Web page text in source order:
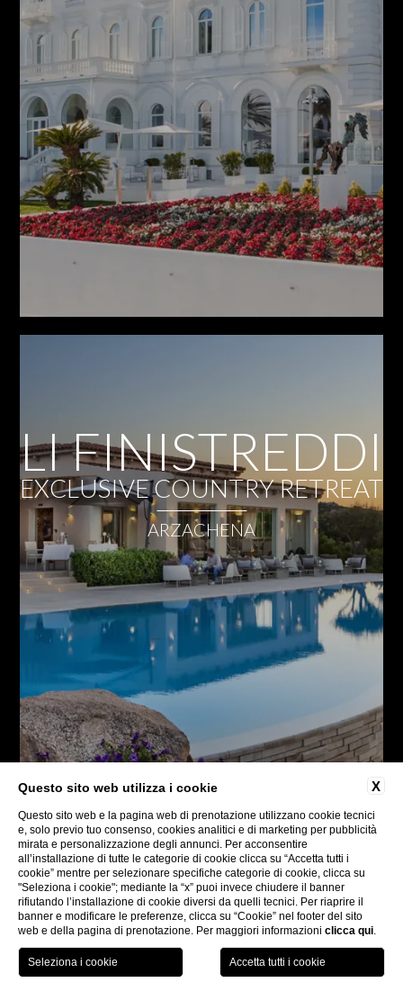
LI FINISTREDDI
EXCLUSIVE COUNTRY RETREAT
ARZACHENA
X
Questo sito web utilizza i cookie
Questo sito web e la pagina web di prenotazione utilizzano cookie tecnici
e, solo previo tuo consenso, cookies analitici e di marketing per pubblicità
mirata e personalizzazione degli annunci. Per acconsentire
all’installazione di tutte le categorie di cookie clicca su “Accetta tutti i
cookie” mentre per selezionare specifiche categorie di cookie, clicca su
"Seleziona i cookie"; mediante la “x” puoi invece chiudere il banner
rifiutando l’installazione di cookie diversi da quelli tecnici. Per riaprire il
banner e modificare le preferenze, clicca su “Cookie” nel footer del sito
web e della pagina di prenotazione. Per maggiori informazioni clicca qui.